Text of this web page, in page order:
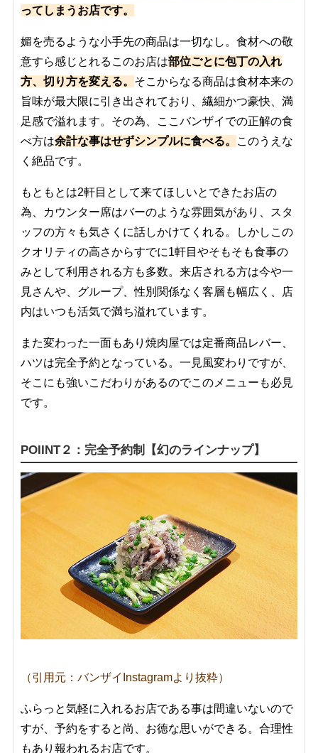
ってしまうお店です。
媚を売るような小手先の商品は一切なし。食材への敬
意すら感じとれるこのお店は部位ごとに包丁の入れ
方、切り方を変える。 そこからなる商品は食材本来の
旨味が最大限に引き出されており、繊細かつ豪快、満
足感で溢れます。その為、ここバンザイでの正解の食
べ方は余計な事はせずシンプルに食べる。
このうえな
く絶品です。
もともとは2軒目として来てほしいとできたお店の
為、カウンター席はバーのような雰囲気があり、スタ
ッフの方々も気さくに話しかけてくれる。しかしこの
クオリティの高さからすでに1軒目やそもそも食事の
みとして利用される方も多数。来店される方は今や一
見さんや、グループ、性別関係なく客層も幅広く、店
内はいつも活気で満ち溢れています。
また変わった一面もあり焼肉屋では定番商品レバー、
ハツは完全予約となっている。一見風変わりですが、
そこにも強いこだわりがあるのでこのメニューも必見
です。
POIINT２：完全予約制【幻のラインナップ】
（引用元：バンザイInstagramより抜粋）
ふらっと気軽に入れるお店である事は間違いないので
すが、予約をすると尚、お徳な思いができる。合理性
もあり報われるお店です。